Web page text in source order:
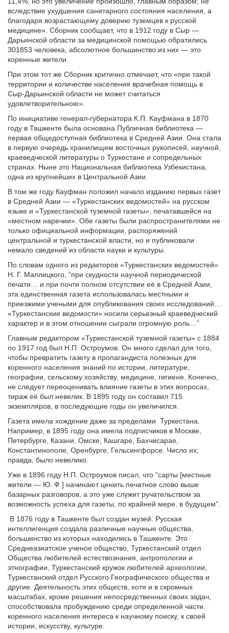
вследствие ухудшения санитарного состояния населения, а
благодаря возрастающему доверию туземцев к русской
медицине». Сборник сообщает, что в 1912 году в Сыр —
Дарьинской области за медицинской помощью обратились
301853 человека, абсолютное большинство из них — это
коренные жители.
При этом тот же Сборник критично отмечает, что «при такой
территории и количестве населения врачебная помощь в
Сыр-Дарьинской области не может считаться
удовлетворительною».
По инициативе генерал-губернатора К.П. Кауфмана в 1870
году в Ташкенте была основана Публичная библиотека —
первая общедоступная библиотека в Средней Азии. Она стала
в первую очередь хранилищем восточных рукописей, научной,
краеведческой литературы о Туркестане и сопредельных
странах. Ныне это Национальная библиотека Узбекистана,
одна из крупнейших в Центральной Азии.
В том же году Кауфман положил начало изданию первых газет
в Средней Азии — «Туркестанских ведомостей» на русском
языке и «Туркестанской туземной газеты», печатавшейся на
«местном наречии». Обе газеты были распространителями не
только официальной информации, распоряжений
центральной и туркестанской власти, но и публиковали
немало сведений из области науки и культуры.
По словам одного из редакторов «Туркестанских ведомостей»
Н. Г. Маллицкого, “при скудности научной периодической
печати… и при почти полном отсутствии её в Средней Азии,
эта единственная газета использовалась местными и
приезжими учеными для опубликования своих исследований…
«Туркестанские ведомости» носили серьезный краеведческий
характер и в этом отношении сыграли огромную роль…”
Главным редактором «Туркестанской туземной газеты» с 1884
по 1917 год был Н.П. Остроумов. Он много сделал для того,
чтобы превратить газету в пропагандиста полезных для
коренного населения знаний по истории, литературе,
географии, сельскому хозяйству, медицине, гигиене. Конечно,
не следует переоценивать влияние газеты в этих вопросах,
тираж её был невелик. В 1895 году он составил 715
экземпляров, в последующие годы он увеличился.
Газета имела хождение даже за пределами Туркестана.
Например, в 1895 году она имела подписчиков в Москве,
Петербурге, Казани, Омске, Кашгаре, Бахчисарае,
Константинополе, Оренбурге, Гельсингфорсе. Число их,
правда, было невелико.
Уже в 1896 году Н.П. Остроумов писал, что “сарты [местные
жители — Ю. Ф.] начинают ценить печатное слово выше
базарных разговоров, а это уже служит ручательством за
возможность успеха для газеты, по крайней мере, в будущем”.
В 1876 году в Ташкенте был создан музей. Русская
интеллигенция создала различные научные общества,
большинство из которых находились в Ташкенте. Это
Среднеазиатское ученое общество, Туркестанский отдел
Общества любителей естествознания, антропологии и
этнографии, Туркестанский кружок любителей археологии,
Туркестанский отдел Русского Географического общества и
другие. Деятельность этих обществ, хотя и в скромных
масштабах, кроме решения непосредственных своих задач,
способствовала пробуждению среди определенной части
коренного населения интереса к научному поиску, к своей
истории, искусству, культуре.